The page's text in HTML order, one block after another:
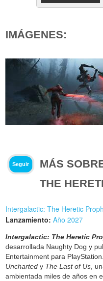
IMÁGENES:
Seguir
MÁS
THE
Intergalactic: The Heretic
Lanzamiento: Año 2027
Intergalactic: The Heretic
desarrollada Naughty Dog y
Entertainment para
Uncharted y The Last of Us ,
ambientada miles de años en